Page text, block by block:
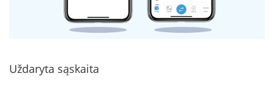
Uždaryta sąskaita